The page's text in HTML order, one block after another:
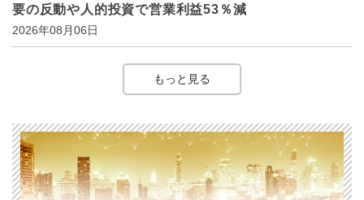
要の反動や人的投資で営業利益53％減
2026年08月06日
もっと見る